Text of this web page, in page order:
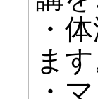
・
ます
・